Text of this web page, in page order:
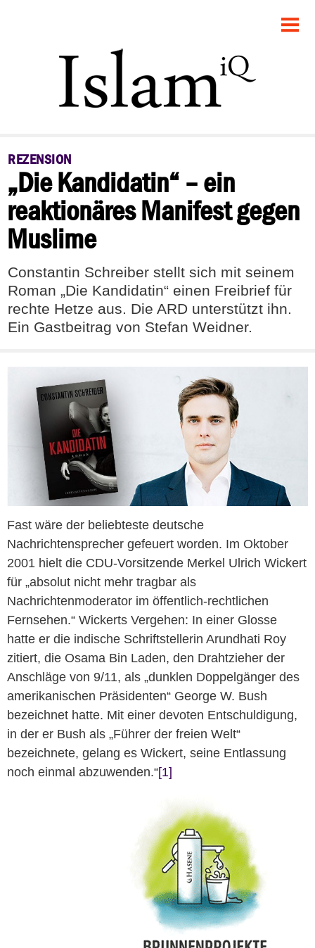
POLITIK
FEUILLETON
PANORAMA
RECHT
DEBATTE
REZENSION
„Die Kandidatin“ – ein
reaktionäres Manifest gegen
Muslime
Constantin Schreiber stellt sich mit seinem
Roman „Die Kandidatin“ einen Freibrief für
rechte Hetze aus. Die ARD unterstützt ihn.
Ein Gastbeitrag von Stefan Weidner.
Fast wäre der beliebteste deutsche
Nachrichtensprecher gefeuert worden. Im Oktober
2001 hielt die CDU-Vorsitzende Merkel Ulrich Wickert
für „absolut nicht mehr tragbar als
Nachrichtenmoderator im öffentlich-rechtlichen
Fernsehen.“ Wickerts Vergehen: In einer Glosse
hatte er die indische Schriftstellerin Arundhati Roy
zitiert, die Osama Bin Laden, den Drahtzieher der
Anschläge von 9/11, als „dunklen Doppelgänger des
amerikanischen Präsidenten“ George W. Bush
bezeichnet hatte. Mit einer devoten Entschuldigung,
in der er Bush als „Führer der freien Welt“
bezeichnete, gelang es Wickert, seine Entlassung
noch einmal abzuwenden.“[1]